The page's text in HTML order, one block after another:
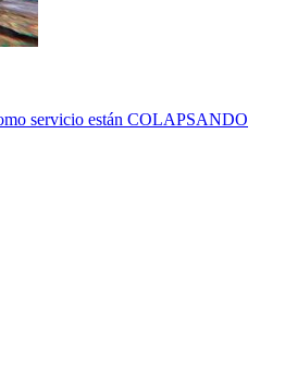
servicio están COLAPSANDO